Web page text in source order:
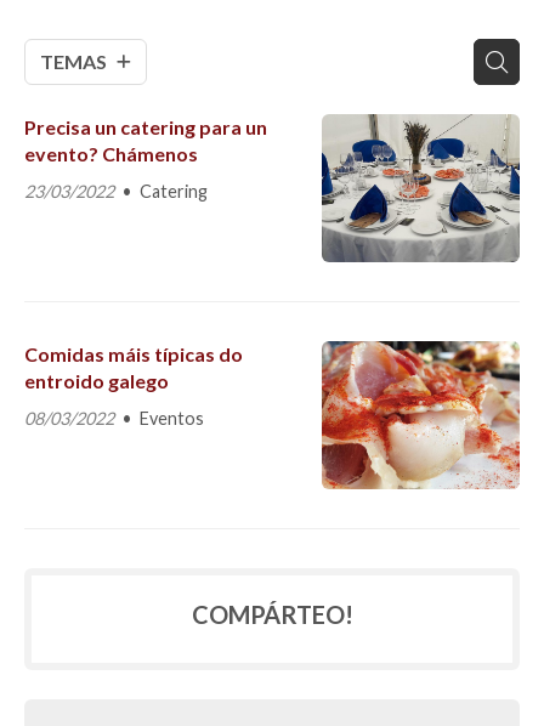
TEMAS
Precisa un catering para un
evento? Chámenos
23/03/2022 Catering
Comidas máis típicas do
entroido galego
08/03/2022 Eventos
COMPÁRTEO!